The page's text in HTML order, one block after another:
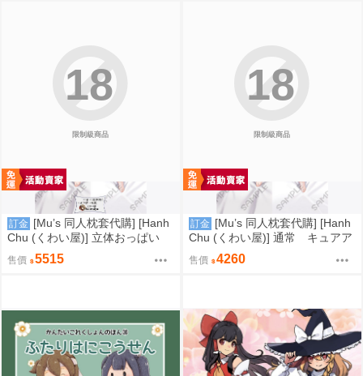
限制級商品
18
訂金 [Mu’s 同人枕套代購] [Hanh
Chu (くわい屋)] 立体おっぱい
キュアアルカナシャドウ_るる
か (HanhChu)抱き枕カバー (名
售價 5515
限制級商品
18
訂金 [Mu’s 同人枕套代購] [Hanh
Chu (くわい屋)] 通常 キュアア
ルカナシャドウ_るるか (Hanh
Chu)抱き枕カバー (名探偵プリ
售價 4260